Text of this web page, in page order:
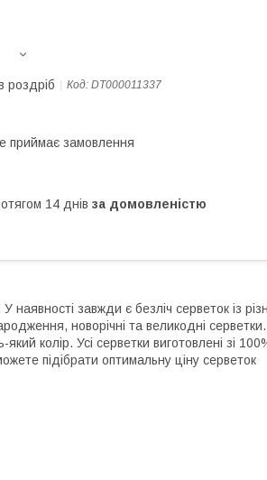
роздріб Код: DT000011337
приймає замовлення
14 днів за домовленістю
наявності завжди є безліч серветок із
новорічні та великодні
колір. Усі серветки виготовлені зі
підібрати оптимальну ціну серветок